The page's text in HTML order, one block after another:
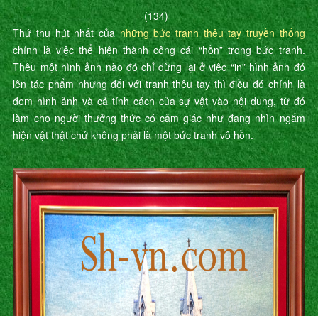
(134)
Thứ thu hút nhất củanhững bức tranh thêu tay truyền thống
chính là việc thể hiện thành công cái “hồn” trong bức tranh.
Thêu một hình ảnh nào đó chỉ dừng lại ở việc “in” hình ảnh đó
lên tác phẩm nhưng đối với tranh thêu tay thì điều đó chính là
đem hình ảnh và cả tính cách của sự vật vào nội dung, từ đó
làm cho người thưởng thức có cảm giác như đang nhìn ngắm
hiện vật thật chứ không phải là một bức tranh vô hồn.